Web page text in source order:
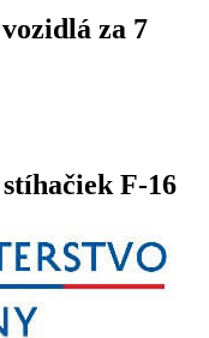
za 7
F-16